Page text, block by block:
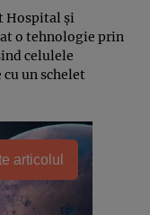
Hospital și
o tehnologie prin
celulele
un schelet
articolul